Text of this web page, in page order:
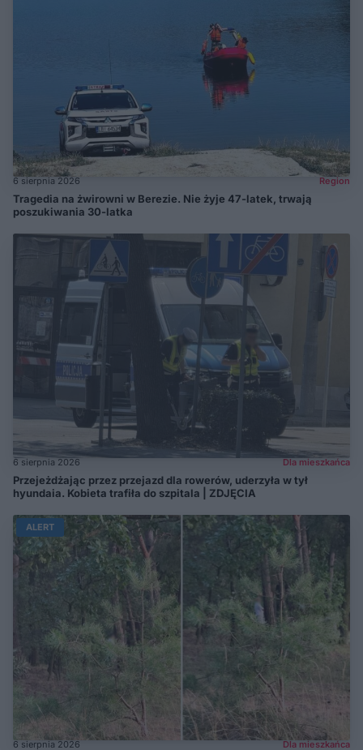
6 sierpnia 2026 Region
Tragedia na żwirowni w Berezie. Nie żyje 47-latek, trwają
poszukiwania 30-latka
6 sierpnia 2026 Dla mieszkańca
Przejeżdżając przez przejazd dla rowerów, uderzyła w tył
hyundaia. Kobieta trafiła do szpitala | ZDJĘCIA
ALERT
6 sierpnia 2026 Dla mieszkańca